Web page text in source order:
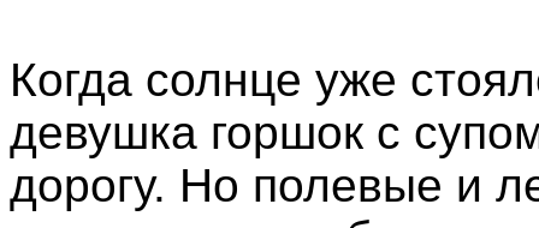
Когда солнце уже
девушка горшок с
дорогу. Но полевые и